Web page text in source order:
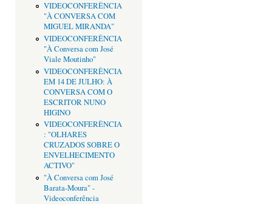
VIDEOCONFERÊNCIA
"À CONVERSA COM
MIGUEL MIRANDA"
VIDEOCONFERÊNCIA
"À Conversa com José
Viale Moutinho"
VIDEOCONFERÊNCIA
EM 14 DE JULHO: À
CONVERSA COM O
ESCRITOR NUNO
HIGINO
VIDEOCONFERÊNCIA
: "OLHARES
CRUZADOS SOBRE O
ENVELHECIMENTO
ACTIVO"
"À Conversa com José
Barata-Moura" -
Videoconferência